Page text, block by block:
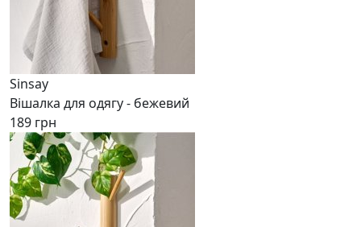
Sinsay
Вішалка для одягу - бежевий
189 грн